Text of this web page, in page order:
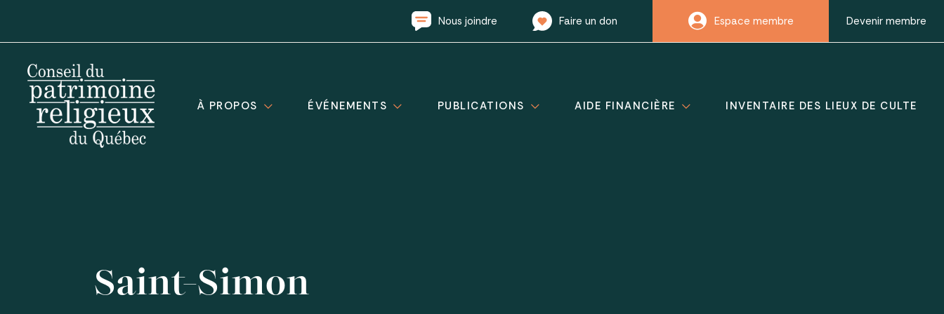
Nous joindre Faire un don Espace membre Devenir membre
À PROPOS ÉVÉNEMENTS PUBLICATIONS AIDE FINANCIÈRE INVENTAIRE DES LIEUX DE CULTE
Saint-Simon